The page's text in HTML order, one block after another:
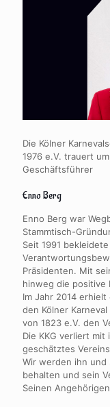
Die Kölner
1976 e.V. trauert
Geschäftsführer
Enno Berg
Enno Berg war
Stammtisch-
Seit 1991
Präsidenten. Mit
hinweg die positive
Im Jahr 2014
den Kölner
von 1823 e.V. den
Die KKG verliert
geschätztes
Wir werden ihn und
behalten und sein
Seinen